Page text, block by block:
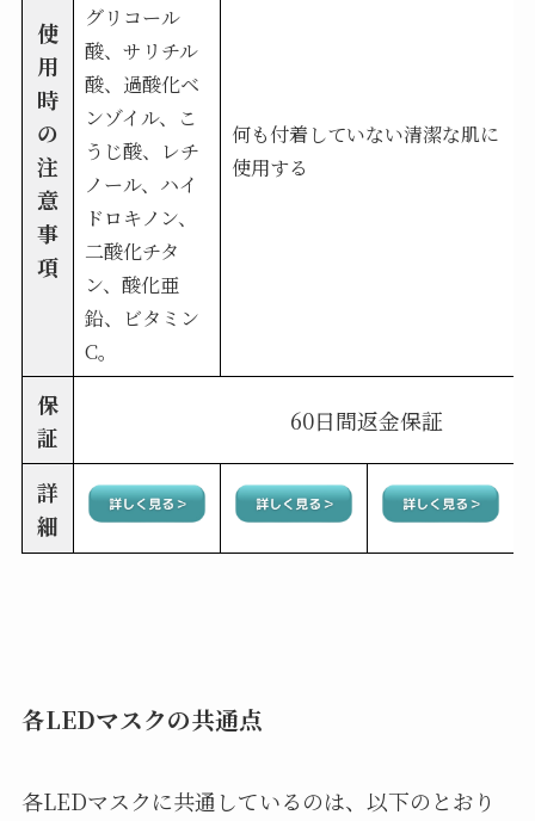
使
用
時
の
注
意
事
項
グリコール
酸、サリチル
酸、過酸化ベ
ンゾイル、こ
うじ酸、レチ
ノール、ハイ
ドロキノン、
二酸化チタ
ン、酸化亜
鉛、ビタミン
C。
何も付着していない清潔な肌に
使用する
保
証
60日間返金保証
詳
細
各LEDマスクの共通点
各LEDマスクに共通しているのは、以下のとおり